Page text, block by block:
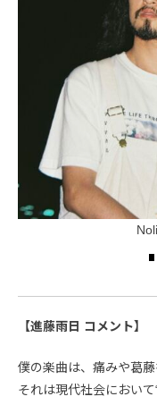
【進藤雨日 コメント】
僕の楽曲は、痛みや葛
それは現代社会において